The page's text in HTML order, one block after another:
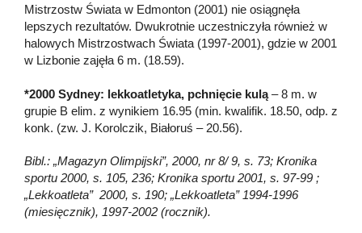
Mistrzostw Świata w Edmonton (2001) nie osiągnęła
lepszych rezultatów. Dwukrotnie uczestniczyła również w
halowych Mistrzostwach Świata (1997-2001), gdzie w 2001
w Lizbonie zajęła 6 m. (18.59).
*2000 Sydney: lekkoatletyka, pchnięcie kulą– 8 m. w
grupie B elim. z wynikiem 16.95 (min. kwalifik. 18.50, odp. z
konk. (zw. J. Korolczik, Białoruś – 20.56).
Bibl.: „Magazyn Olimpijski”, 2000, nr 8/ 9, s. 73; Kronika
sportu 2000, s. 105, 236; Kronika sportu 2001, s. 97-99 ;
„Lekkoatleta” 2000, s. 190; „Lekkoatleta” 1994-1996
(miesięcznik), 1997-2002 (rocznik).